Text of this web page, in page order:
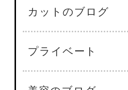
カットのブログ
プライベート